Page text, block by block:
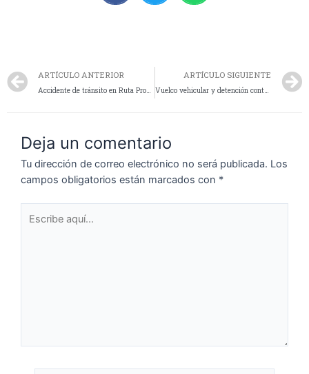
ARTÍCULO ANTERIOR
Accidente de tránsito en Ruta Provincial N° 27: un joven resultó con lesiones leves
ARTÍCULO SIGUIENTE
Vuelco vehicular y detención contravencional
Deja un comentario
Tu dirección de correo electrónico no será publicada. Los
campos obligatorios están marcados con *